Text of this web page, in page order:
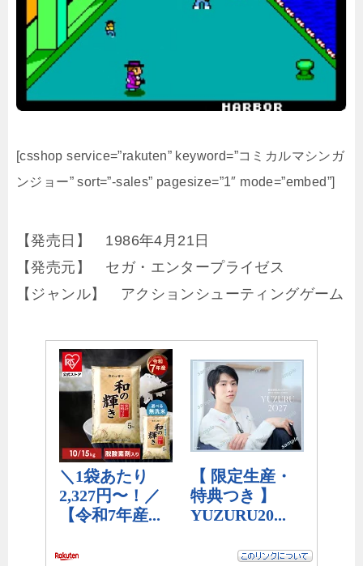
[csshop service=”rakuten” keyword=”コミカルマシンガ
ンジョー” sort=”-sales” pagesize=”1″ mode=”embed”]
【発売日】 1986年4月21日
【発売元】 セガ・エンタープライゼス
【ジャンル】 アクションシューティングゲーム